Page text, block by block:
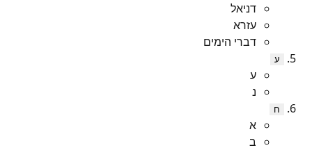
דניאל
עזרא
דברי הימים
ע
ע
נ
ח
א
ב